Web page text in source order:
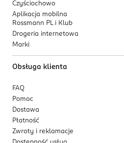
Czyściochowo
Aplikacja mobilna
Rossmann PL i Klub
Drogeria internetowa
Marki
Obsługa klienta
FAQ
Pomoc
Dostawa
Płatność
Zwroty i reklamacje